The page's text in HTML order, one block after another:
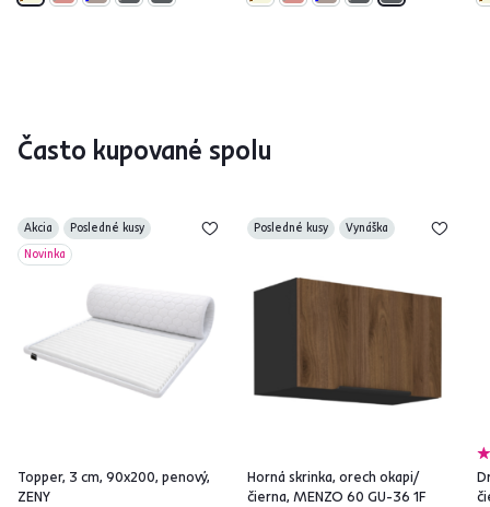
Často kupované spolu
Akcia
Posledné kusy
Novinka
Topper, 3 cm, 90x200, penový,
ZENY
Posledné kusy Vynáška
Horná skrinka, orech okapi/
čierna, MENZO 60 GU-36 1F